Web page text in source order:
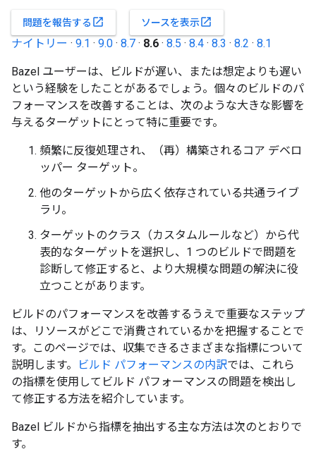
問題を報告する open_in_new ソースを表示open_in_new
ナイトリー · 9.1 · 9.0 · 8.7 · 8.6 · 8.5 · 8.4 · 8.3 · 8.2 · 8.1
Bazel ユーザーは、ビルドが遅い、または想定よりも遅い
という経験をしたことがあるでしょう。個々のビルドのパ
フォーマンスを改善することは、次のような大きな影響を
与えるターゲットにとって特に重要です。
頻繁に反復処理され、（再）構築されるコア デベロ
ッパー ターゲット。
他のターゲットから広く依存されている共通ライブ
ラリ。
ターゲットのクラス（カスタムルールなど）から代
表的なターゲットを選択し、1 つのビルドで問題を
診断して修正すると、より大規模な問題の解決に役
立つことがあります。
ビルドのパフォーマンスを改善するうえで重要なステップ
は、リソースがどこで消費されているかを把握することで
す。このページでは、収集できるさまざまな指標について
説明します。
ビルド パフォーマンスの内訳では、これら
の指標を使用してビルド パフォーマンスの問題を検出し
て修正する方法を紹介しています。
Bazel ビルドから指標を抽出する主な方法は次のとおりで
す。